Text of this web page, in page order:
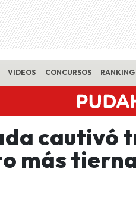
VIDEOS CONCURSOS RANKING
cautivó
más